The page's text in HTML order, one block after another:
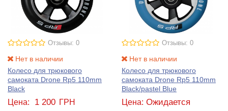
Отзывы: 0
Нет в наличии
Колесо для трюкового
самоката Drone Rp5 110mm
Black
Цена: 1 200 ГРН
Отзывы: 0
Нет в наличии
Колесо для трюкового
самоката Drone Rp5 110mm
Black/pastel Blue
Цена: Ожидается